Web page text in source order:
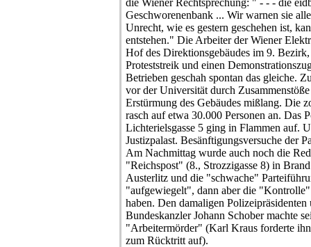
die Wiener Rechtsprechung: " - - - die
Geschworenenbank ... Wir warnen sie
Unrecht, wie es gestern geschehen ist,
entstehen." Die Arbeiter der Wiener
Hof des Direktionsgebäudes im 9.
Proteststreik und einen
Betrieben geschah spontan das gleiche.
vor der Universität durch
Erstürmung des Gebäudes mißlang. Die
rasch auf etwa 30.000 Personen an. Das
Lichterielsgasse 5 ging in Flammen auf.
Justizpalast. Besänftigungsversuche der
Am Nachmittag wurde auch noch die
"Reichspost" (8., Strozzigasse 8) in
Austerlitz und die "schwache"
"aufgewiegelt", dann aber die
haben. Den damaligen
Bundeskanzler Johann Schober machte
"Arbeitermörder" (Karl Kraus forderte
zum Rücktritt auf).